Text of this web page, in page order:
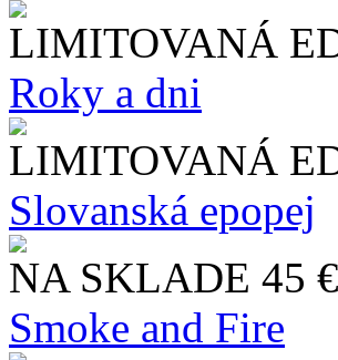
LIMITOVANÁ
Roky a dni
LIMITOVANÁ
Slo​vanská epopej
NA SKLADE 45 €
Smoke and Fire